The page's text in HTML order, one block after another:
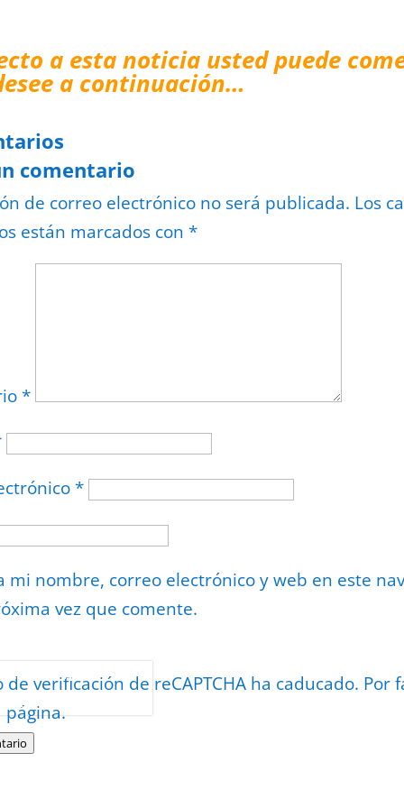
a esta noticia usted puede
a continuación…
comentario
de correo electrónico no será publicada. Los
están marcados con *
*
*
mi nombre, correo electrónico y web en este
vez que comente.
de verificación de reCAPTCHA ha caducado. Por
página.
reCAPTCHA